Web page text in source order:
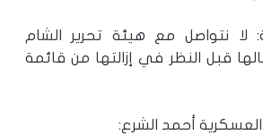
لا نتواصل مع هيئة تحرير الشام
قبل النظر في إزالتها من قائمة
العسكرية أحمد الشرع: